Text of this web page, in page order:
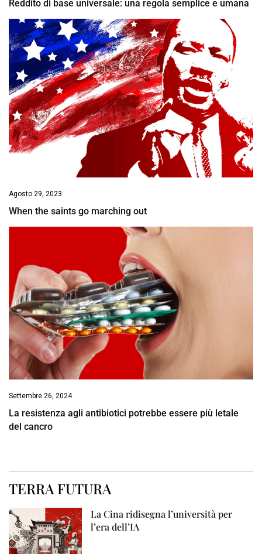
Reddito di base universale: una regola semplice e umana
Agosto 29, 2023
When the saints go marching out
Settembre 26, 2024
La resistenza agli antibiotici potrebbe essere più letale
del cancro
TERRA FUTURA
La Cina ridisegna l’università per
l’era dell’IA